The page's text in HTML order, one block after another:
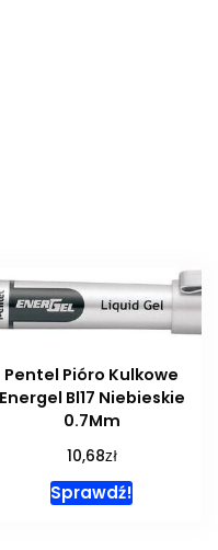
Pentel Pióro Kulkowe
Energel Bl17 Niebieskie
0.7Mm
10,68zł
Sprawdź!